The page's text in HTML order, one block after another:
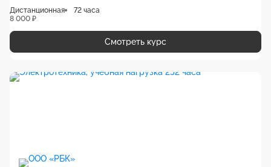
Дистанционная
72 часа
8 000 ₽
Смотреть курс